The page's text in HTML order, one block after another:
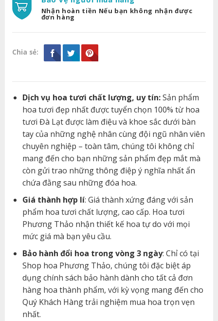
Nhận hoàn tiền Nếu bạn không nhận được
đơn hàng
Chia sẻ:
Dịch vụ hoa tươi chất lượng, uy tín:Sản phẩm
hoa tươi đẹp nhất được tuyển chọn 100% từ hoa
tươi Đà Lạt được làm điệu và khoe sắc dưới bàn
tay của những nghệ nhân cùng đội ngũ nhân viên
chuyên nghiệp – toàn tâm, chúng tôi không chỉ
mang đến cho bạn những sản phẩm đẹp mắt mà
còn gửi trao những thông điệp ý nghĩa nhất ẩn
chứa đằng sau những đóa hoa.
Giá thành hợp lí: Giá thành xứng đáng với sản
phẩm hoa tươi chất lượng, cao cấp. Hoa tươi
Phương Thảo nhận thiết kế hoa tự do với mọi
mức giá mà bạn yêu cầu.
Bảo hành đổi hoa trong vòng 3 ngày: Chỉ có tại
Shop hoa Phương Thảo, chúng tôi đặc biệt áp
dụng chính sách bảo hành dành cho tất cả đơn
hàng hoa thành phẩm, với kỳ vọng mang đến cho
Quý Khách Hàng trải nghiệm mua hoa trọn vẹn
nhất.